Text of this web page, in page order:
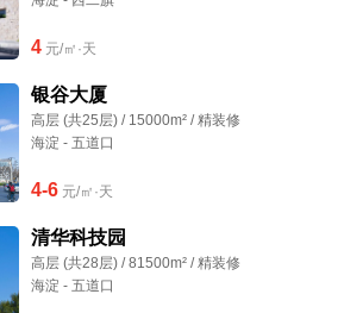
4元/㎡·天
银谷大厦
高层 (共25层) / 15000m² / 精装修
海淀 - 五道口
4-6元/㎡·天
清华科技园
高层 (共28层) / 81500m² / 精装修
海淀 - 五道口